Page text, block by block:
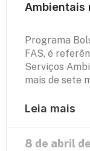
Ambientais
Programa
FAS, é
Serviços
mais de sete
Leia mais
8 de abril de